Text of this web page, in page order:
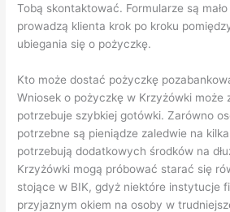
Tobą skontaktować. Formularze są
prowadzą klienta krok po kroku
ubiegania się o pożyczkę.
Kto może dostać pożyczkę
Wniosek o pożyczkę w Krzyżówki może
potrzebuje szybkiej gotówki. Zarówno
potrzebne są pieniądze zaledwie na
potrzebują dodatkowych środków na
Krzyżówki mogą próbować starać się
stojące w BIK, gdyż niektóre instytucje
przyjaznym okiem na osoby w